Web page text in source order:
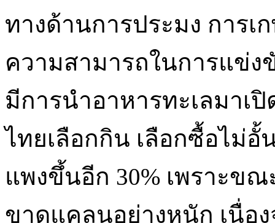
ทางด้านการประมง การเ
ความสามารถในการแข่ง
มีการนำอาหารทะเลมาเ
ไทยเลือกกิน เลือกซื้อไม่
แพงขึ้นอีก 30% เพราะข
ขาดแคลนอย่างหนัก เนื่อ